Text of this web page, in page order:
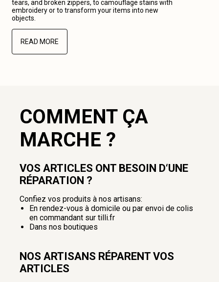
tears, and broken zippers, to camouflage stains with
embroidery or to transform your items into new
objects.
READ MORE
COMMENT ÇA
MARCHE ?
VOS ARTICLES ONT BESOIN D‘UNE
RÉPARATION ?
Confiez vos produits à nos artisans:
En rendez-vous à domicile ou par envoi de colis
en commandant sur tilli.fr
Dans nos boutiques
NOS ARTISANS RÉPARENT VOS
ARTICLES